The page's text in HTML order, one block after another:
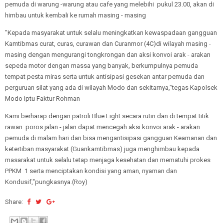
pemuda di warung -warung atau cafe yang melebihi pukul 23.00, akan di
himbau untuk kembali ke rumah masing - masing
"Kepada masyarakat untuk selalu meningkatkan kewaspadaan gangguan
Kamtibmas curat, curas, curawan dan Curanmor (4C)di wilayah masing -
masing dengan mengurangi tongkrongan dan aksi konvoi arak - arakan
sepeda motor dengan massa yang banyak, berkumpulnya pemuda
tempat pesta miras serta untuk antisipasi gesekan antar pemuda dan
perguruan silat yang ada di wilayah Modo dan sekitarnya,"tegas Kapolsek
Modo Iptu Faktur Rohman
Kami berharap dengan patroli Blue Light secara rutin dan di tempat titik
rawan poros jalan - jalan dapat mencegah aksi konvoi arak - arakan
pemuda di malam hari dan bisa mengantisipasi gangguan Keamanan dan
ketertiban masyarakat (Guankamtibmas) juga menghimbau kepada
masarakat untuk selalu tetap menjaga kesehatan dan mematuhi prokes
PPKM 1 serta menciptakan kondisi yang aman, nyaman dan
Kondusif,"pungkasnya.(Roy)
Share: